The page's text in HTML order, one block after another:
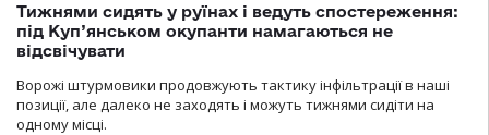
Тижнями сидять у руїнах і ведуть спостереження:
під Куп’янськом окупанти намагаються не
відсвічувати
Ворожі штурмовики продовжують тактику інфільтрації в наші
позиції, але далеко не заходять і можуть тижнями сидіти на
одному місці.